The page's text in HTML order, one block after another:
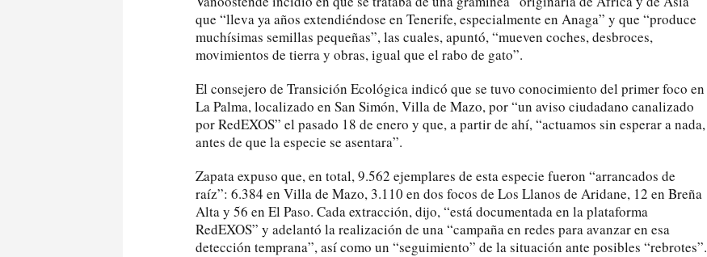
que “lleva ya años extendiéndose en Tenerife, especialmente en Anaga” y que “produce
muchísimas semillas pequeñas”, las cuales, apuntó, “mueven coches, desbroces,
movimientos de tierra y obras, igual que el rabo de gato”.
El consejero de Transición Ecológica indicó que se tuvo conocimiento del primer foco en
La Palma, localizado en San Simón, Villa de Mazo, por “un aviso ciudadano canalizado
por RedEXOS” el pasado 18 de enero y que, a partir de ahí, “actuamos sin esperar a nada,
antes de que la especie se asentara”.
Zapata expuso que, en total, 9.562 ejemplares de esta especie fueron “arrancados de
raíz”: 6.384 en Villa de Mazo, 3.110 en dos focos de Los Llanos de Aridane, 12 en Breña
Alta y 56 en El Paso. Cada extracción, dijo, “está documentada en la plataforma
RedEXOS” y adelantó la realización de una “campaña en redes para avanzar en esa
detección temprana”, así como un “seguimiento” de la situación ante posibles “rebrotes”.